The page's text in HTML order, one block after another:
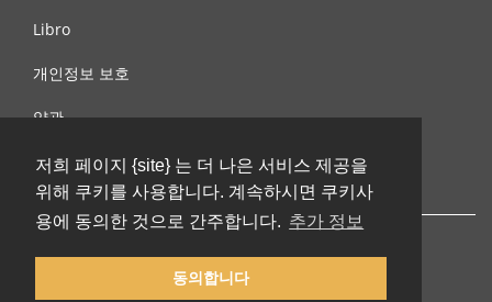
저희 페이지 {site} 는 더 나은 서비스 제공을
위해 쿠키를 사용합니다. 계속하시면 쿠키사
용에 동의한 것으로 간주합니다. 추가 정보
동의합니다
Libro
개인정보 보호
약관
제안, 문의